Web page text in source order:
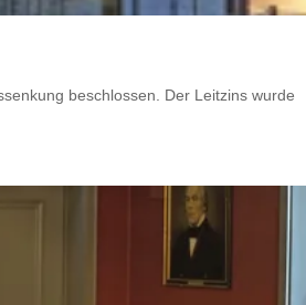
beschlossen. Der Leitzins wurde